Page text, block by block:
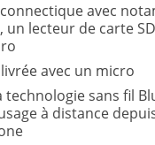
avec
un lecteur de carte
avec un micro
technologie sans fil
à distance